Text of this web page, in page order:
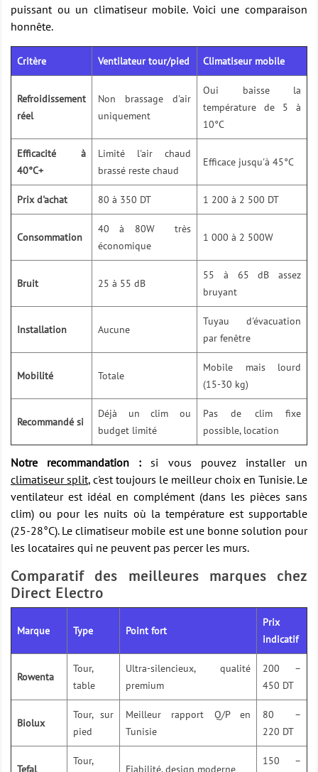
puissant ou un climatiseur mobile. Voici une comparaison
honnête.
Critère Ventilateur tour/pied Climatiseur mobile
Refroidissement
réel
Non brassage d'air
uniquement
Oui baisse la
température de 5 à
10°C
Efficacité à
40°C+
Limité l'air chaud
brassé reste chaud
Efficace jusqu'à 45°C
Prix d'achat 80 à 350 DT 1 200 à 2 500 DT
Consommation
40 à 80W très
économique
1 000 à 2 500W
Bruit 25 à 55 dB
55 à 65 dB assez
bruyant
Installation Aucune
Tuyau d'évacuation
par fenêtre
Mobilité Totale
Mobile mais lourd
(15-30 kg)
Recommandé si
Déjà un clim ou
budget limité
Pas de clim fixe
possible, location
Notre recommandation : si vous pouvez installer un
climatiseur split, c'est toujours le meilleur choix en Tunisie. Le
ventilateur est idéal en complément (dans les pièces sans
clim) ou pour les nuits où la température est supportable
(25-28°C). Le climatiseur mobile est une bonne solution pour
les locataires qui ne peuvent pas percer les murs.
Comparatif des meilleures marques chez
Direct Electro
Marque Type Point fort
Prix
indicatif
Rowenta
Tour,
table
Ultra-silencieux, qualité
premium
200 –
450 DT
Biolux
Tour, sur
pied
Meilleur rapport Q/P en
Tunisie
80 –
220 DT
Tefal
Tour,
Fiabilité, design moderne
150 –